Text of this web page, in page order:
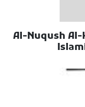
Al-Nuqush